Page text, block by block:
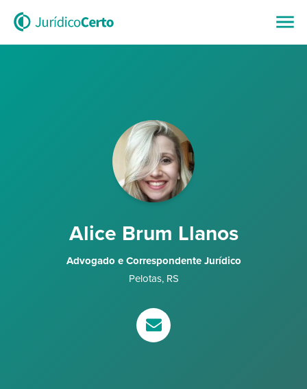
Alice Brum Llanos
Advogado e Correspondente Jurídico
Pelotas, RS